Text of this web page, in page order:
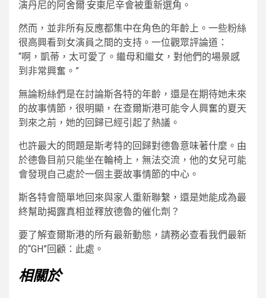
演丹尼的阿舍爾·安東尼辛會被重新選角。
然而，並非所有反應都集中在角色的年齡上。一些粉絲
很高興看到女演員之間的支持。一位觀眾評論道：
“啊，凱蒂，太可愛了。繼母和繼女，對他們的場景感
到非常興奮。”
無論粉絲們是在討論斯各特的年齡，還是在期待她未來
的故事情節，很明顯，在查爾斯港可能令人興奮的夏天
到來之前，她的回歸已經引起了熱議。
也許最大的問題是斯考特的回歸對德魯意味著什麼。由
於德魯目前只能坐在輪椅上，無法交流，他的女兒可能
會發現自己處於一個主要故事情節的中心。
斯各特會簡單地回來與家人重新聯繫，還是她能成為最
終幫助揭露真相並釋放德魯的催化劑？
要了解查爾斯港的所有最新動態，請務必查看我們最新
的“GH”回顧：此處。
相關於